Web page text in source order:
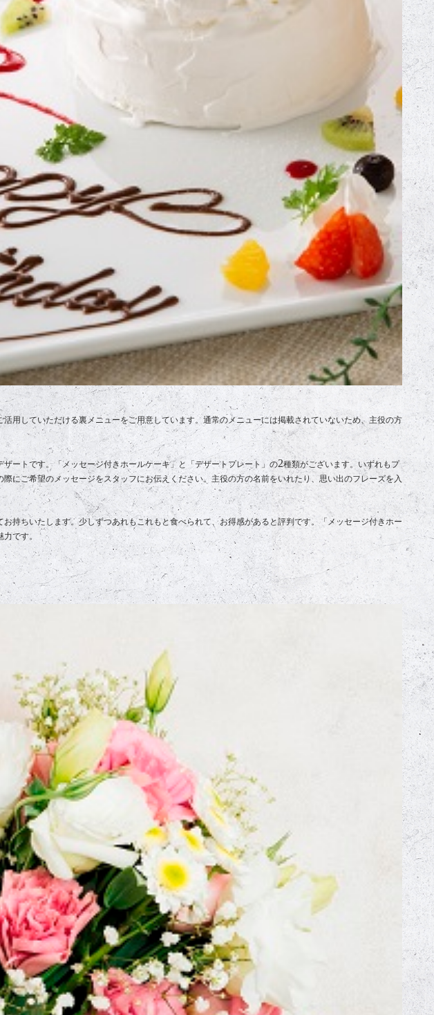
用していただける裏メニューをご用意しています。通常のメニューには掲載されていないため、主役の方
ートです。「メッセージ付きホールケーキ」と「デザートプレート」の2種類がございます。いずれもプ
にご希望のメッセージをスタッフにお伝えください。主役の方の名前をいれたり、思い出のフレーズを入
お持ちいたします。少しずつあれもこれもと食べられて、お得感があると評判です。「メッセージ付きホー
です。